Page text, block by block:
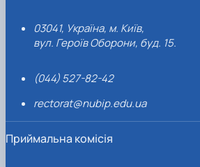
03041, Україна, м. Київ,
вул. Героїв Оборони, буд. 15.
(044) 527-82-42
rectorat@nubip.edu.ua
Приймальна комісія